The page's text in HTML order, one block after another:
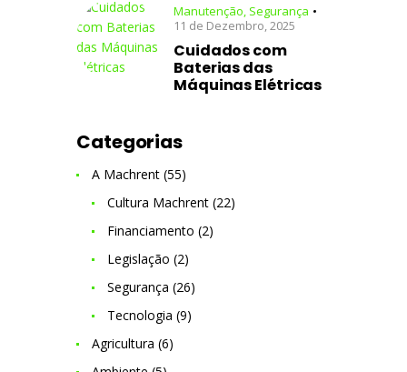
Manutenção, Segurança
11 de Dezembro, 2025
Cuidados com
Baterias das
Máquinas Elétricas
Categorias
A Machrent(55)
Cultura Machrent(22)
Financiamento (2)
Legislação (2)
Segurança (26)
Tecnologia (9)
Agricultura (6)